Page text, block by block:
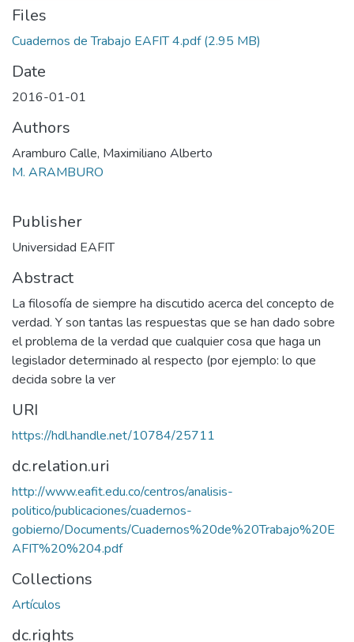
Files
Cuadernos de Trabajo EAFIT 4.pdf(2.95 MB)
Date
2016-01-01
Authors
Aramburo Calle, Maximiliano Alberto
M. ARAMBURO
Publisher
Universidad EAFIT
Abstract
La filosofía de siempre ha discutido acerca del concepto de
verdad. Y son tantas las respuestas que se han dado sobre
el problema de la verdad que cualquier cosa que haga un
legislador determinado al respecto (por ejemplo: lo que
decida sobre la ver
URI
https://hdl.handle.net/10784/25711
dc.relation.uri
http://www.eafit.edu.co/centros/analisis-
politico/publicaciones/cuadernos-
gobierno/Documents/Cuadernos%20de%20Trabajo%20E
AFIT%20%204.pdf
Collections
Artículos
dc.rights